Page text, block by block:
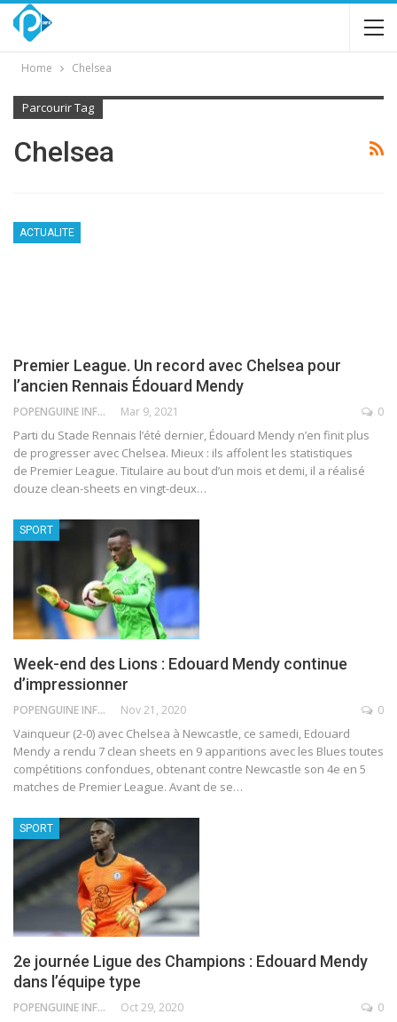
Home Chelsea
Parcourir Tag
Chelsea
ACTUALITE
Premier League. Un record avec Chelsea pour
l’ancien Rennais Édouard Mendy
POPENGUINE INFO Mar 9, 2021 0
Parti du Stade Rennais l’été dernier, Édouard Mendy n’en finit plus
de progresser avec Chelsea. Mieux : ils affolent les statistiques
de Premier League. Titulaire au bout d’un mois et demi, il a réalisé
douze clean-sheets en vingt-deux…
SPORT
Week-end des Lions : Edouard Mendy continue
d’impressionner
POPENGUINE INFO Nov 21, 2020 0
Vainqueur (2-0) avec Chelsea à Newcastle, ce samedi, Edouard
Mendy a rendu 7 clean sheets en 9 apparitions avec les Blues toutes
compétitions confondues, obtenant contre Newcastle son 4e en 5
matches de Premier League. Avant de se…
SPORT
2e journée Ligue des Champions : Edouard Mendy
dans l’équipe type
POPENGUINE INFO Oct 29, 2020 0